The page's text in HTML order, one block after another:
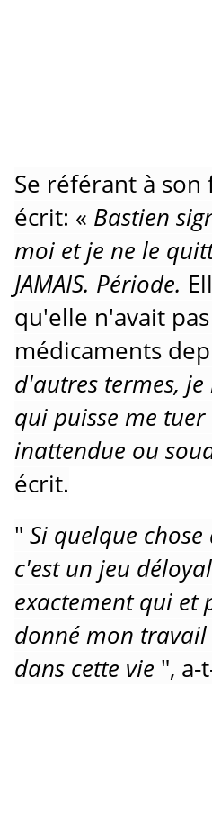
Se référant à son
écrit: « Bastien
moi et je ne le
JAMAIS. Période.
qu'elle n'avait
médicaments
d'autres termes,
qui puisse me
inattendue ou
écrit.
" Si quelque
c'est un jeu
exactement qui et
donné mon
dans cette vie ",